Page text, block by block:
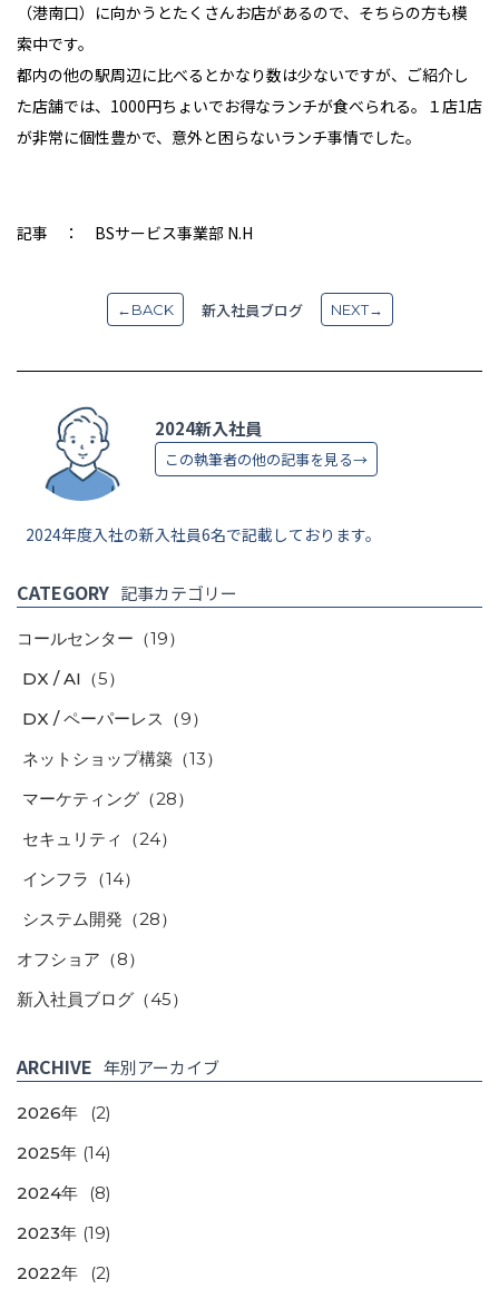
（港南口）に向かうとたくさんお店があるので、そちらの方も模
索中です。
都内の他の駅周辺に比べるとかなり数は少ないですが、ご紹介し
た店舗では、1000円ちょいでお得なランチが食べられる。１店1店
が非常に個性豊かで、意外と困らないランチ事情でした。
記事 ： BSサービス事業部 N.H
←BACK 新入社員ブログ NEXT→
2024新入社員
この執筆者の他の記事を見る→
2024年度入社の新入社員6名で記載しております。
CATEGORY 記事カテゴリー
コールセンター （19）
DX / AI （5）
DX / ペーパーレス （9）
ネットショップ構築 （13）
マーケティング （28）
セキュリティ
（24）
インフラ （14）
システム開発 （28）
オフショア （8）
新入社員ブログ （45）
ARCHIVE 年別アーカイブ
2026年
(2)
2025年 (14)
2024年
(8)
2023年 (19)
2022年
(2)